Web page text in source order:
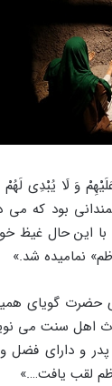
بود
با این حال غیظ
نمامیده شد.»
برای حضرت
اهل سنت می
و دارای فضل و
لقب یافت….»